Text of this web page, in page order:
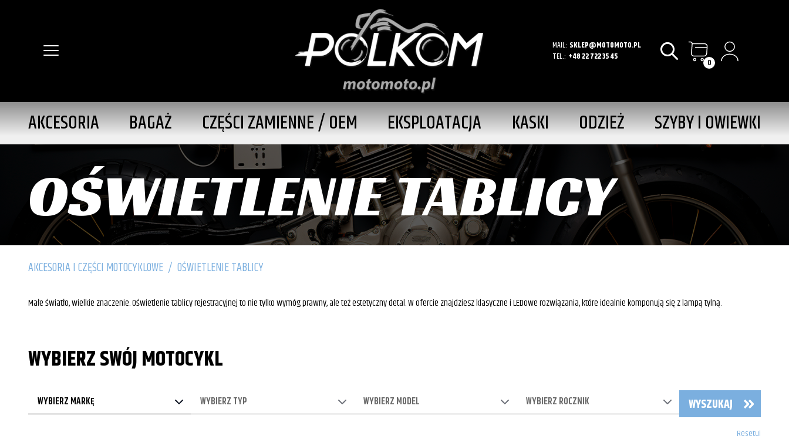
MAIL: SKLEP@MOTOMOTO.PL
TEL.: +48 22 722 35 45 0
AKCESORIA BAGAŻ CZĘŚCI ZAMIENNE / OEM EKSPLOATACJA KASKI ODZIEŻ SZYBY I OWIEWKI
OŚWIETLENIE TABLICY
AKCESORIA I CZĘŚCI MOTOCYKLOWE / OŚWIETLENIE TABLICY
Małe światło, wielkie znaczenie. Oświetlenie tablicy rejestracyjnej to nie tylko wymóg prawny, ale też estetyczny detal. W ofercie znajdziesz klasyczne i LEDowe rozwiązania, które idealnie komponują się z lampą tylną.
WYBIERZ SWÓJ MOTOCYKL
WYBIERZ MARKĘ WYBIERZ TYP WYBIERZ MODEL WYBIERZ ROCZNIK WYSZUKAJ